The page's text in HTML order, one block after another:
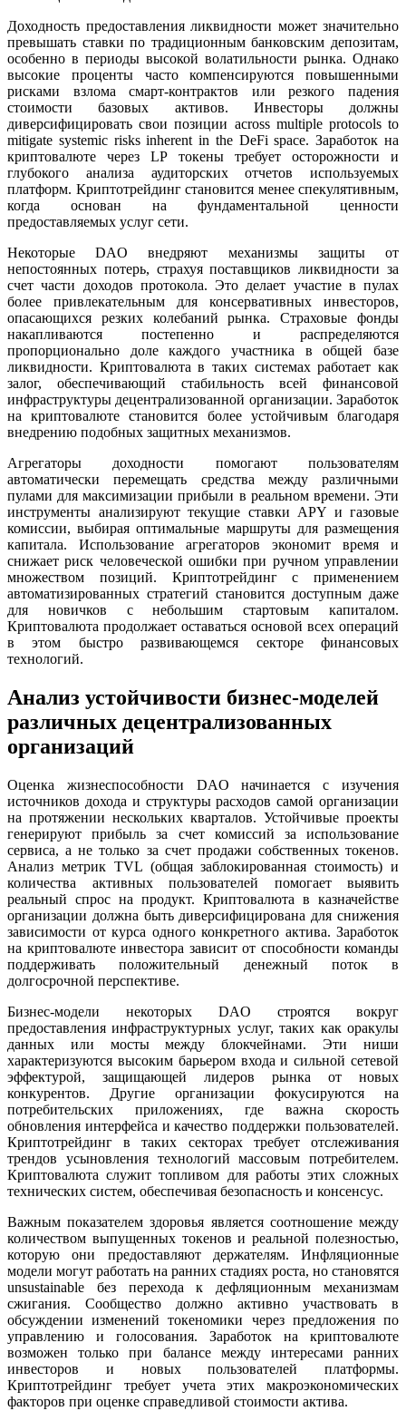
Доходность предоставления ликвидности может значительно
превышать ставки по традиционным банковским депозитам,
особенно в периоды высокой волатильности рынка. Однако
высокие проценты часто компенсируются повышенными
рисками взлома смарт-контрактов или резкого падения
стоимости базовых активов. Инвесторы должны
диверсифицировать свои позиции across multiple protocols to
mitigate systemic risks inherent in the DeFi space. Заработок на
криптовалюте через LP токены требует осторожности и
глубокого анализа аудиторских отчетов используемых
платформ. Криптотрейдинг становится менее спекулятивным,
когда основан на фундаментальной ценности
предоставляемых услуг сети.
Некоторые DAO внедряют механизмы защиты от
непостоянных потерь, страхуя поставщиков ликвидности за
счет части доходов протокола. Это делает участие в пулах
более привлекательным для консервативных инвесторов,
опасающихся резких колебаний рынка. Страховые фонды
накапливаются постепенно и распределяются
пропорционально доле каждого участника в общей базе
ликвидности. Криптовалюта в таких системах работает как
залог, обеспечивающий стабильность всей финансовой
инфраструктуры децентрализованной организации. Заработок
на криптовалюте становится более устойчивым благодаря
внедрению подобных защитных механизмов.
Агрегаторы доходности помогают пользователям
автоматически перемещать средства между различными
пулами для максимизации прибыли в реальном времени. Эти
инструменты анализируют текущие ставки APY и газовые
комиссии, выбирая оптимальные маршруты для размещения
капитала. Использование агрегаторов экономит время и
снижает риск человеческой ошибки при ручном управлении
множеством позиций. Криптотрейдинг с применением
автоматизированных стратегий становится доступным даже
для новичков с небольшим стартовым капиталом.
Криптовалюта продолжает оставаться основой всех операций
в этом быстро развивающемся секторе финансовых
технологий.
Анализ устойчивости бизнес-моделей
различных децентрализованных
организаций
Оценка жизнеспособности DAO начинается с изучения
источников дохода и структуры расходов самой организации
на протяжении нескольких кварталов. Устойчивые проекты
генерируют прибыль за счет комиссий за использование
сервиса, а не только за счет продажи собственных токенов.
Анализ метрик TVL (общая заблокированная стоимость) и
количества активных пользователей помогает выявить
реальный спрос на продукт. Криптовалюта в казначействе
организации должна быть диверсифицирована для снижения
зависимости от курса одного конкретного актива. Заработок
на криптовалюте инвестора зависит от способности команды
поддерживать положительный денежный поток в
долгосрочной перспективе.
Бизнес-модели некоторых DAO строятся вокруг
предоставления инфраструктурных услуг, таких как оракулы
данных или мосты между блокчейнами. Эти ниши
характеризуются высоким барьером входа и сильной сетевой
эффектурой, защищающей лидеров рынка от новых
конкурентов. Другие организации фокусируются на
потребительских приложениях, где важна скорость
обновления интерфейса и качество поддержки пользователей.
Криптотрейдинг в таких секторах требует отслеживания
трендов усыновления технологий массовым потребителем.
Криптовалюта служит топливом для работы этих сложных
технических систем, обеспечивая безопасность и консенсус.
Важным показателем здоровья является соотношение между
количеством выпущенных токенов и реальной полезностью,
которую они предоставляют держателям. Инфляционные
модели могут работать на ранних стадиях роста, но становятся
unsustainable без перехода к дефляционным механизмам
сжигания. Сообщество должно активно участвовать в
обсуждении изменений токеномики через предложения по
управлению и голосования. Заработок на криптовалюте
возможен только при балансе между интересами ранних
инвесторов и новых пользователей платформы.
Криптотрейдинг требует учета этих макроэкономических
факторов при оценке справедливой стоимости актива.